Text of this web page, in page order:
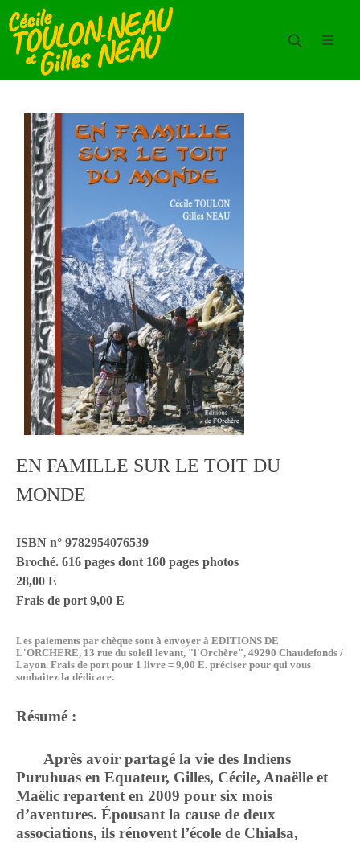
EN FAMILLE SUR LE TOIT DU
MONDE
ISBN n° 9782954076539
Broché. 616 pages dont 160 pages photos
28,00 E
Frais de port 9,00 E
Les paiements par chèque sont à envoyer à EDITIONS DE
L'ORCHERE, 13 rue du soleil levant, "l'Orchère", 49290 Chaudefonds /
Layon. Frais de port pour 1 livre = 9,00 E. préciser pour qui vous
souhaitez la dédicace.
Résumé :
Après avoir partagé la vie des Indiens
Puruhuas en Equateur, Gilles, Cécile, Anaëlle et
Maëlic repartent en 2009 pour six mois
d’aventures. Épousant la cause de deux
associations, ils rénovent l’école de Chialsa,